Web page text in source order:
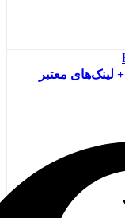
راهنمای دانلود ESXi برای سرور HP Gen9 + لینک‌های معتبر